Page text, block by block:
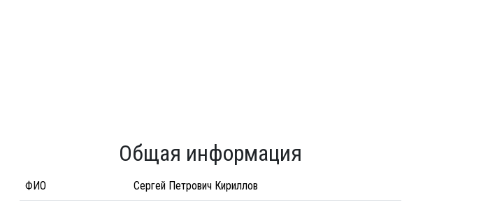
Общая информация
ФИО Сергей Петрович Кириллов